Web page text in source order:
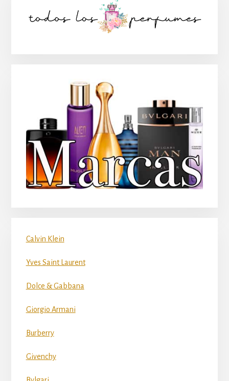
lateral
Calvin Klein
Yves Saint Laurent
Dolce & Gabbana
Giorgio Armani
Burberry
Givenchy